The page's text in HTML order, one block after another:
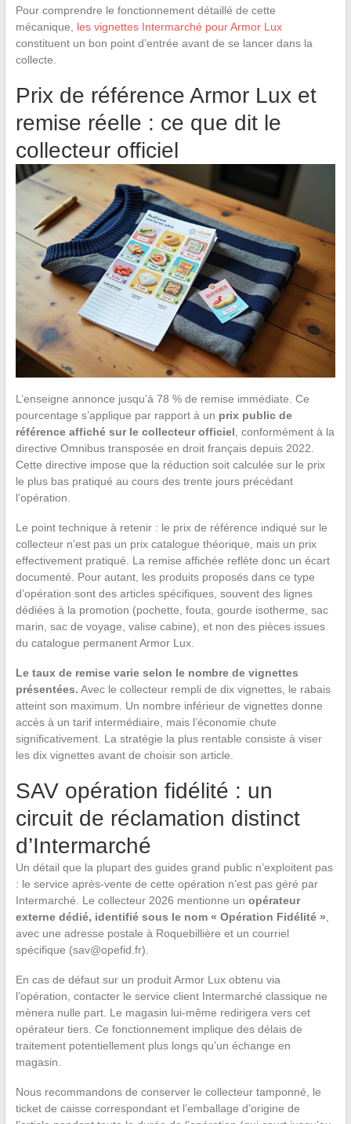
Pour comprendre le fonctionnement détaillé de cette
mécanique, les vignettes Intermarché pour Armor Lux
constituent un bon point d’entrée avant de se lancer dans la
collecte.
Prix de référence Armor Lux et
remise réelle : ce que dit le
collecteur officiel
L’enseigne annonce jusqu’à 78 % de remise immédiate. Ce
pourcentage s’applique par rapport à un prix public de
référence affiché sur le collecteur officiel , conformément à la
directive Omnibus transposée en droit français depuis 2022.
Cette directive impose que la réduction soit calculée sur le prix
le plus bas pratiqué au cours des trente jours précédant
l’opération.
Le point technique à retenir : le prix de référence indiqué sur le
collecteur n’est pas un prix catalogue théorique, mais un prix
effectivement pratiqué. La remise affichée reflète donc un écart
documenté. Pour autant, les produits proposés dans ce type
d’opération sont des articles spécifiques, souvent des lignes
dédiées à la promotion (pochette, fouta, gourde isotherme, sac
marin, sac de voyage, valise cabine), et non des pièces issues
du catalogue permanent Armor Lux.
Le taux de remise varie selon le nombre de vignettes
présentées. Avec le collecteur rempli de dix vignettes, le rabais
atteint son maximum. Un nombre inférieur de vignettes donne
accès à un tarif intermédiaire, mais l’économie chute
significativement. La stratégie la plus rentable consiste à viser
les dix vignettes avant de choisir son article.
SAV opération fidélité : un
circuit de réclamation distinct
d’Intermarché
Un détail que la plupart des guides grand public n’exploitent pas
: le service après-vente de cette opération n’est pas géré par
Intermarché. Le collecteur 2026 mentionne un opérateur
externe dédié, identifié sous le nom « Opération Fidélité »
avec une adresse postale à Roquebillière et un courriel
spécifique (sav@opefid.fr).
En cas de défaut sur un produit Armor Lux obtenu via
l’opération, contacter le service client Intermarché classique ne
mènera nulle part. Le magasin lui-même redirigera vers cet
opérateur tiers. Ce fonctionnement implique des délais de
traitement potentiellement plus longs qu’un échange en
magasin.
Nous recommandons de conserver le collecteur tamponné, le
ticket de caisse correspondant et l’emballage d’origine de